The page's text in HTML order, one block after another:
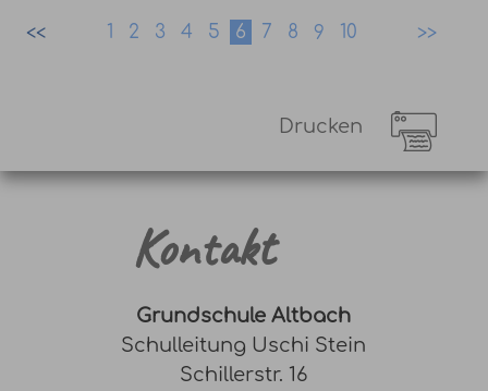
1 2 3 4 5 6 7 8 9 10
Drucken
Kontakt
Grundschule Altbach
Schulleitung Uschi Stein
Schillerstr. 16